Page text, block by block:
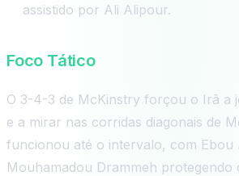
assistido por Ali Alipour.
Foco Tático
O 3-4-3 de McKinstry forçou o Irã a
e a mirar nas corridas diagonais de
funcionou até o intervalo, com Ebou
Mouhamadou Drammeh protegendo